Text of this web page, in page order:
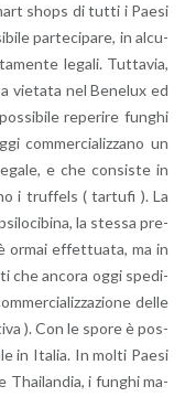
shops di tutti i Paesi
par­te­ci­pa­re, in al­cu­
le­ga­li. Tut­ta­via,
vie­ta­ta nel Be­ne­lux ed
re­pe­ri­re fun­ghi
com­mer­cia­liz­za­no un
e che con­si­ste in
i truf­fels ( tar­tu­fi ). La
la stes­sa pre­
ormai ef­fet­tua­ta, ma in
che an­co­ra oggi spe­di­
delle
). Con le spore è pos­
in Ita­lia. In molti Paesi
Thai­lan­dia, i fun­ghi ma­